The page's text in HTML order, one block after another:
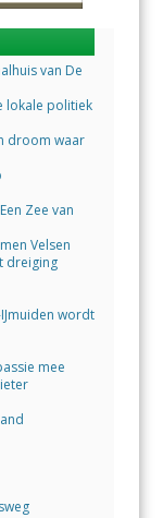
van De
lokale politiek
droom waar
Zee van
Velsen
dreiging
wordt
mee